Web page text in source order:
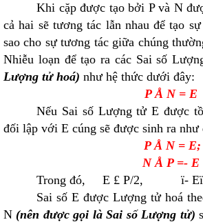
Khi cặp được tạo bởi P và N
cả hai sẽ tương tác lẫn nhau để tạo
sao cho sự tương tác giữa chúng
Nhiễu loạn để tạo ra các Sai số
Lượng tử hoá) như hệ thức dưới đây:
PÅN = E
Nếu Sai số Lượng tử E được
đối lập với E cúng sẽ được sinh ra như
PÅ N = E;
NÅP =-E
Trong đó, E £ P/2, ï- Eï
Sai số E được Lượng tử hoá
N (nên được gọi là Sai số Lượng tử)